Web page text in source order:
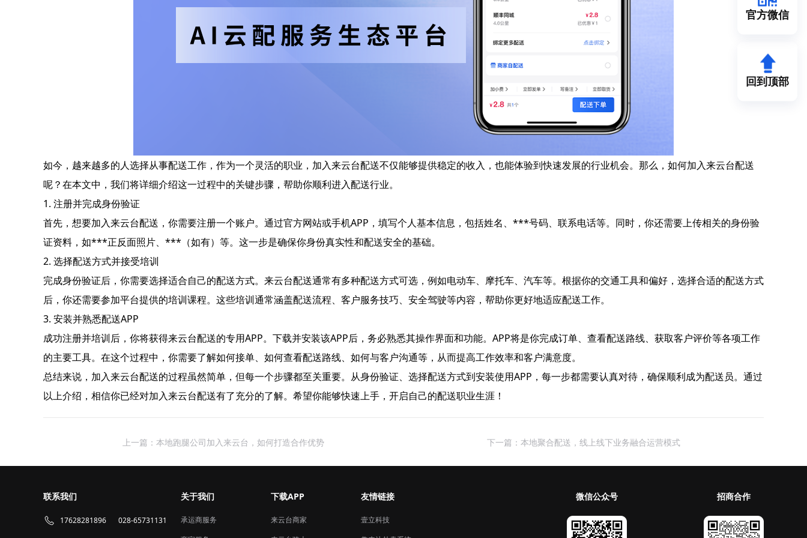
如今，越来越多的人选择从事配送工作，作为一个灵活的职业，加入来云台配送不仅能够提供稳定的收入，也能体验到快速发展的行业机会。那么，如何加入来云台配送
呢？在本文中，我们将详细介绍这一过程中的关键步骤，帮助你顺利进入配送行业。
1. 注册并完成身份验证
首先，想要加入来云台配送，你需要注册一个账户。通过官方网站或手机APP，填写个人基本信息，包括姓名、***号码、联系电话等。同时，你还需要上传相关的身份验
证资料，如***正反面照片、***（如有）等。这一步是确保你身份真实性和配送安全的基础。
2. 选择配送方式并接受培训
完成身份验证后，你需要选择适合自己的配送方式。来云台配送通常有多种配送方式可选，例如电动车、摩托车、汽车等。根据你的交通工具和偏好，选择合适的配送方式
后，你还需要参加平台提供的培训课程。这些培训通常涵盖配送流程、客户服务技巧、安全驾驶等内容，帮助你更好地适应配送工作。
3. 安装并熟悉配送APP
成功注册并培训后，你将获得来云台配送的专用APP。下载并安装该APP后，务必熟悉其操作界面和功能。APP将是你完成订单、查看配送路线、获取客户评价等各项工作
的主要工具。在这个过程中，你需要了解如何接单、如何查看配送路线、如何与客户沟通等，从而提高工作效率和客户满意度。
总结来说，加入来云台配送的过程虽然简单，但每一个步骤都至关重要。从身份验证、选择配送方式到安装使用APP，每一步都需要认真对待，确保顺利成为配送员。通过
以上介绍，相信你已经对加入来云台配送有了充分的了解。希望你能够快速上手，开启自己的配送职业生涯！
上一篇：本地跑腿公司加入来云台，如何打造合作优势 下一篇：本地聚合配送，线上线下业务融合运营模式
官方微信
回到顶部
联系我们
17628281896 028-65731131
关于我们
承运商服务
下载APP
来云台商家
友情链接
壹立科技
微信公众号 招商合作